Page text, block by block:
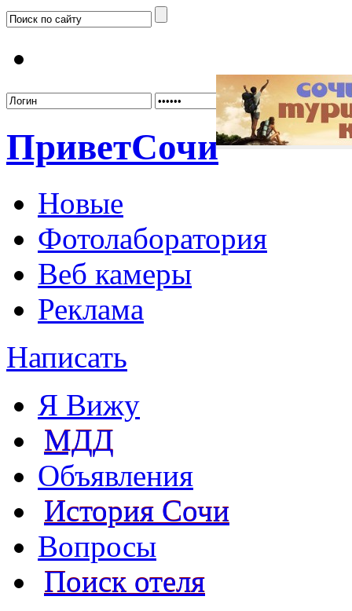
ПриветСочи
Новые
Фотолаборатория
Веб камеры
Реклама
Написать
Я Вижу
МДД
Объявления
История Сочи
Вопросы
Поиск отеля